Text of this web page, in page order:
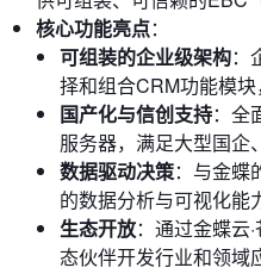
核心功能亮点：
可组装的企业级架构：
择和组合CRM功能模块
国产化与信创支持：全
服务器，满足大型国企
数据驱动决策：与金蝶
的数据分析与可视化能
生态开放：通过金蝶云
态伙伴开发行业和领域